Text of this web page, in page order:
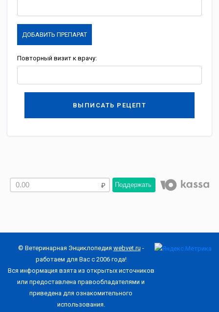
ДОБАВИТЬ ПРЕПАРАТ
Повторный визит к врачу:
ВЫПИСАТЬ РЕЦЕПТ
Поддержать
© Ветеринарная Энциклопедия webvet.ru -
работаем для Вас с 2006 года!
Вся информация взята из открытых источников
или предоставлена правообладателями и
приведена для ознакомительного
использования.